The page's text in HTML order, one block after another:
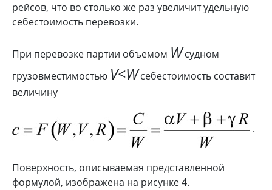
рейсов, что во столько же раз увеличит удельную
себестоимость перевозки.
При перевозке партии объемом Wсудном
грузовместимостью V<Wсебестоимость составит
величину
.
Поверхность, описываемая представленной
формулой, изображена на рисунке 4.